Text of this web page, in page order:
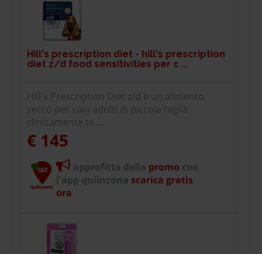
Hill's prescription diet - hill's prescription
diet z/d food sensitivities per c ...
Hill's Prescription Diet z/d è un alimento
secco per cani adulti di piccola taglia
clinicamente te ...
€ 145
approfitta della promo con
l'app quiinzona scarica gratis
ora